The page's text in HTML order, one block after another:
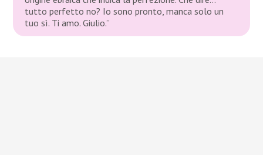
tutto perfetto no? Io sono pronto, manca solo un
tuo sì. Ti amo. Giulio.”